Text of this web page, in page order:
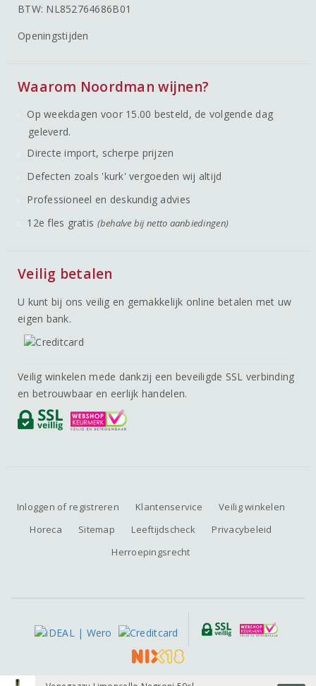
BTW: NL852764686B01
Openingstijden
Waarom Noordman wijnen?
Op weekdagen voor 15.00 besteld, de volgende dag
geleverd.
Directe import, scherpe prijzen
Defecten zoals 'kurk' vergoeden wij altijd
Professioneel en deskundig advies
12e fles gratis (behalve bij netto aanbiedingen)
Veilig betalen
U kunt bij ons veilig en gemakkelijk online betalen met uw
eigen bank.
Veilig winkelen mede dankzij een beveiligde SSL verbinding
en betrouwbaar en eerlijk handelen.
Inloggen of registreren Klantenservice
Veilig winkelen
Horeca
Sitemap Leeftijdscheck
Privacybeleid
Herroepingsrecht